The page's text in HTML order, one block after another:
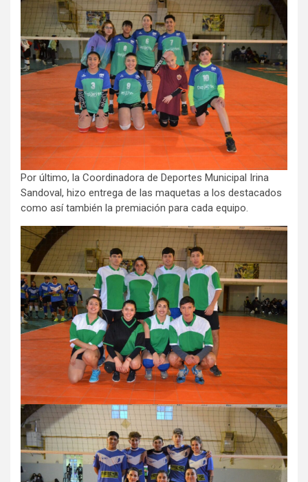
Por último, la Coordinadora de Deportes Municipal Irina
Sandoval, hizo entrega de las maquetas a los destacados
como así también la premiación para cada equipo.